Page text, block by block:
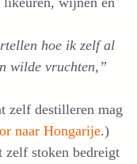
hoe ik zelf al
wilde vruchten,”
zelf destilleren mag
naar Hongarije.)
stoken bedreigt